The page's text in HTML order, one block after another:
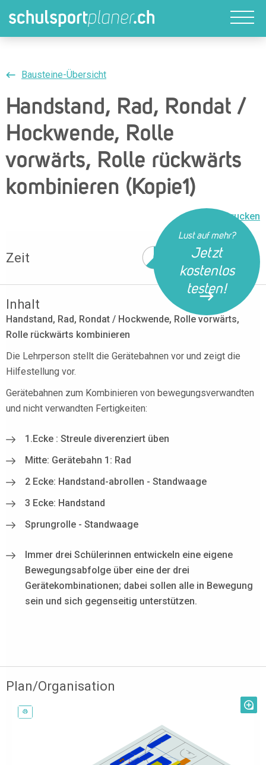
Lust auf mehr?
Jetzt
kostenlos
testen!
Bausteine-Übersicht
Handstand, Rad, Rondat /
Hockwende, Rolle
vorwärts, Rolle rückwärts
kombinieren (Kopie1)
Drucken
Zeit 38 Min
Inhalt
Handstand, Rad, Rondat / Hockwende, Rolle vorwärts,
Rolle rückwärts kombinieren
Die Lehrperson stellt die Gerätebahnen vor und zeigt die
Hilfestellung vor.
Gerätebahnen zum Kombinieren von bewegungsverwandten
und nicht verwandten Fertigkeiten:
1.Ecke : Streule diverenziert üben
Mitte: Gerätebahn 1: Rad
2 Ecke: Handstand-abrollen - Standwaage
3 Ecke: Handstand
Sprungrolle - Standwaage
Immer drei Schülerinnen entwickeln eine eigene
Bewegungsabfolge über eine der drei
Gerätekombinationen; dabei sollen alle in Bewegung
sein und sich gegenseitig unterstützen.
Plan/Organisation